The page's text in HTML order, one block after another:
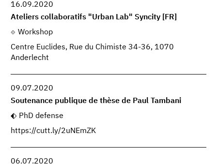
16.09.2020
Ateliers collaboratifs "Urban Lab" Syncity [FR]
Workshop
Centre Euclides, Rue du Chimiste 34-36, 1070
Anderlecht
09.07.2020
Soutenance publique de thèse de Paul Tambani
PhD defense
https://cutt.ly/2uNEmZK
06.07.2020